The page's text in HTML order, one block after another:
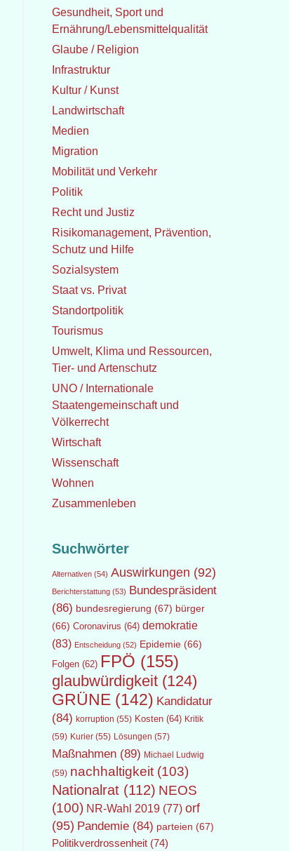
Gesundheit, Sport und
Ernährung/Lebensmittelqualität
Glaube / Religion
Infrastruktur
Kultur / Kunst
Landwirtschaft
Medien
Migration
Mobilität und Verkehr
Politik
Recht und Justiz
Risikomanagement, Prävention,
Schutz und Hilfe
Sozialsystem
Staat vs. Privat
Standortpolitik
Tourismus
Umwelt, Klima und Ressourcen,
Tier- und Artenschutz
UNO / Internationale
Staatengemeinschaft und
Völkerrecht
Wirtschaft
Wissenschaft
Wohnen
Zusammenleben
Suchwörter
Alternativen(54) Auswirkungen (92)
Berichterstattung(53) Bundespräsident
(86) bundesregierung (67) bürger
(66) Coronavirus (64) demokratie
(83) Entscheidung(52) Epidemie(66)
Folgen(62) FPÖ (155)
glaubwürdigkeit(124)
GRÜNE(142) Kandidatur
(84) korruption (55) Kosten(64) Kritik
(59) Kurier(55) Lösungen (57)
Maßnahmen(89) Michael Ludwig
(59) nachhaltigkeit(103)
Nationalrat(112) NEOS
(100) NR-Wahl 2019(77) orf
(95) Pandemie(84) parteien (67)
Politikverdrossenheit(74)